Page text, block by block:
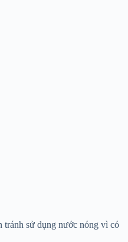
tránh sử dụng nước nóng vì có